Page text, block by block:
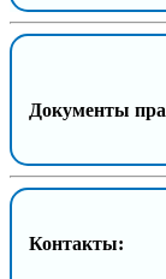
Документы
Контакты: